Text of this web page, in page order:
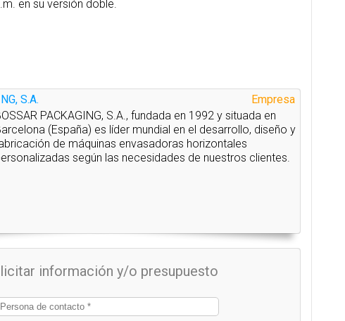
en su versión doble.
Empresa
S.A.
PACKAGING, S.A., fundada en 1992 y situada en
(España) es líder mundial en el desarrollo, diseño y
de máquinas envasadoras horizontales
según las necesidades de nuestros clientes.
información y/o presupuesto